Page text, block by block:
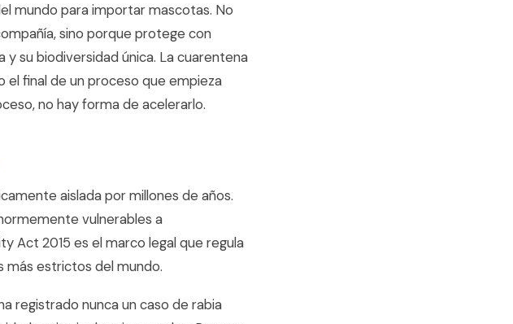
mundo para importar mascotas. No
sino porque protege con
y su biodiversidad única. La cuarentena
el final de un proceso que empieza
no hay forma de acelerarlo.
aislada por millones de años.
vulnerables a
Act 2015 es el marco legal que regula
más estrictos del mundo.
registrado nunca un caso de rabia